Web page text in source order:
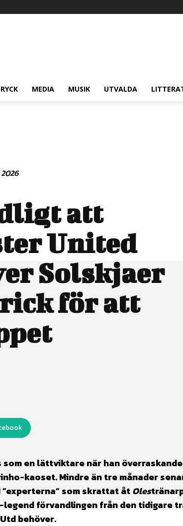
MEDIA MUSIK UTVALDA
att
United
Solskjaer
för att
som en lättviktare när han
kaoset. Mindre än tre månader
som skrattat åtOles
förvandlingen från den tidigare
behöver.